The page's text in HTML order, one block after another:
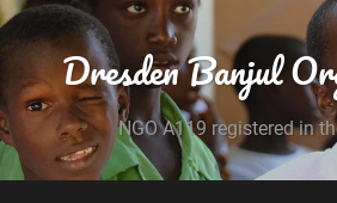
Dresden Banjul
NGO A119 registered in